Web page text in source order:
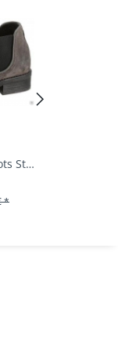
Trachten Chelsea Boots Stiefel Fürstenstein...
*